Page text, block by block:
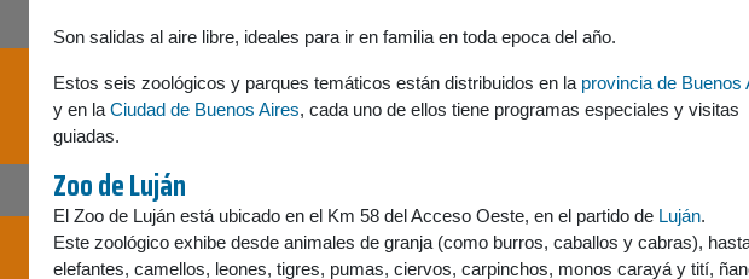
Son salidas al aire libre, ideales para ir en familia en toda epoca del año.
Estos seis zoológicos y parques temáticos están distribuidos en la provincia de Buenos
y en la Ciudad de Buenos Aires, cada uno de ellos tiene programas especiales y visitas
guiadas.
Zoo deLuján
El Zoo de Luján está ubicado en el Km 58 del Acceso Oeste, en el partido de Luján.
Este zoológico exhibe desde animales de granja (como burros, caballos y cabras),
elefantes, camellos, leones, tigres, pumas, ciervos, carpinchos, monos carayá y tití,